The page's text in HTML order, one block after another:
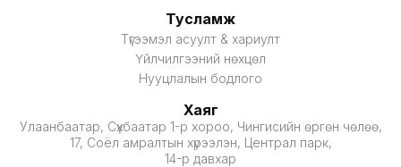
Тусламж
Түгээмэл асуулт & хариулт
Үйлчилгээний нөхцөл
Нууцлалын бодлого
Хаяг
Улаанбаатар, Сүхбаатар 1-р хороо, Чингисийн өргөн чөлөө,
17, Соёл амралтын хүрээлэн, Централ парк,
14-р давхар